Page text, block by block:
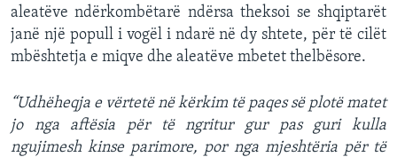
aleatëve ndërkombëtarë ndërsa theksoi se shqiptarët
janë një popull i vogël i ndarë në dy shtete, për të cilët
mbështetja e miqve dhe aleatëve mbetet thelbësore.
“Udhëheqja e vërtetë në kërkim të paqes së plotë matet
jo nga aftësia për të ngritur gur pas guri kulla
ngujimesh kinse parimore, por nga mjeshtëria për të